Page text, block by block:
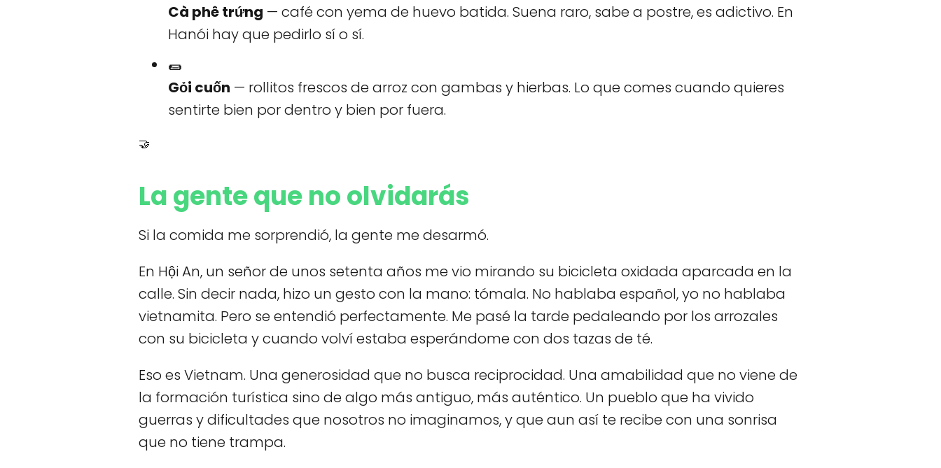
Cà phê trứng — café con yema de huevo batida. Suena raro, sabe a postre, es adictivo. En
Hanói hay que pedirlo sí o sí.
🌯
Gỏi cuốn — rollitos frescos de arroz con gambas y hierbas. Lo que comes cuando quieres
sentirte bien por dentro y bien por fuera.
🤝
La gente que no olvidarás
Si la comida me sorprendió, la gente me desarmó.
En Hội An, un señor de unos setenta años me vio mirando su bicicleta oxidada aparcada en la
calle. Sin decir nada, hizo un gesto con la mano: tómala. No hablaba español, yo no hablaba
vietnamita. Pero se entendió perfectamente. Me pasé la tarde pedaleando por los arrozales
con su bicicleta y cuando volví estaba esperándome con dos tazas de té.
Eso es Vietnam. Una generosidad que no busca reciprocidad. Una amabilidad que no viene de
la formación turística sino de algo más antiguo, más auténtico. Un pueblo que ha vivido
guerras y dificultades que nosotros no imaginamos, y que aun así te recibe con una sonrisa
que no tiene trampa.